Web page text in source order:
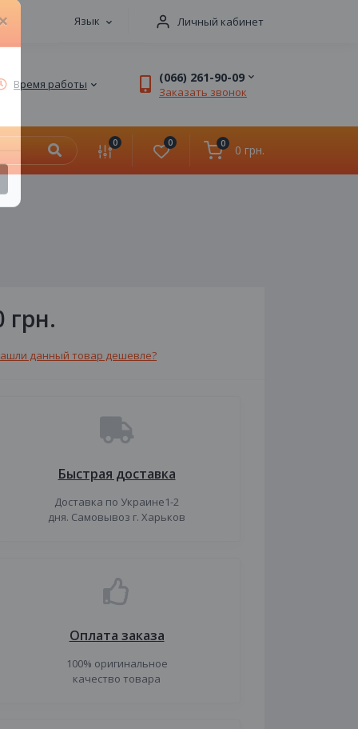
Язык Личный кабинет
Время работы (066) 261-90-09
Заказать звонок
0 0 0 0 грн.
грн.
данный товар дешевле?
Быстрая доставка
Доставка по Украине1-2
дня. Самовывоз г. Харьков
Оплата заказа
100% оригинальное
качество товара